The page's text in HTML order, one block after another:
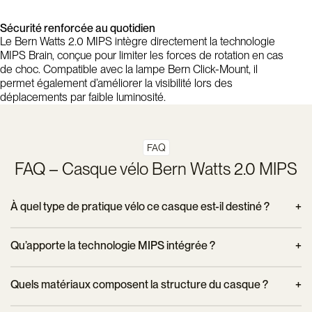
Sécurité renforcée au quotidien
Le Bern Watts 2.0 MIPS intègre directement la technologie
MIPS Brain, conçue pour limiter les forces de rotation en cas
de choc. Compatible avec la lampe Bern Click-Mount, il
permet également d’améliorer la visibilité lors des
déplacements par faible luminosité.
FAQ
FAQ – Casque vélo Bern Watts 2.0 MIPS
À quel type de pratique vélo ce casque est-il destiné ?
déplacements quotidiens, mais convient également à un
confort et ventilation.
Qu’apporte la technologie MIPS intégrée ?
mouvements de rotation du cerveau lors d’un impact,
Quels matériaux composent la structure du casque ?